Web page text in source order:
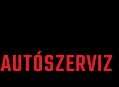
AUTÓSZERVIZ